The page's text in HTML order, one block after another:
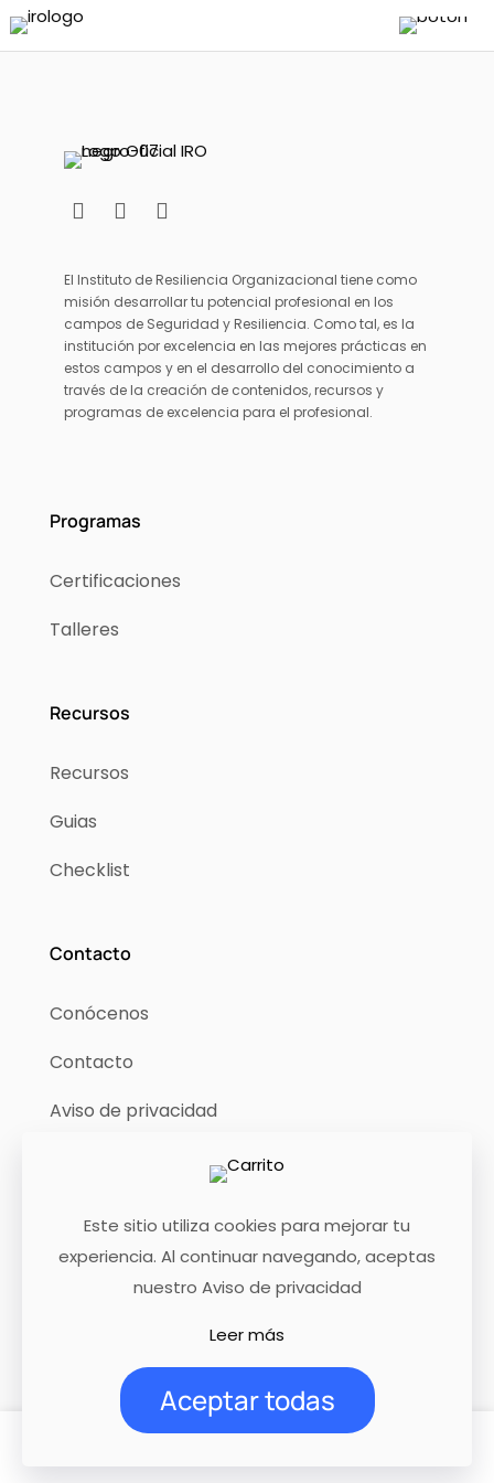
El Instituto de Resiliencia Organizacional tiene como
misión desarrollar tu potencial profesional en los
campos de Seguridad y Resiliencia. Como tal, es la
institución por excelencia en las mejores prácticas en
estos campos y en el desarrollo del conocimiento a
través de la creación de contenidos, recursos y
programas de excelencia para el profesional.
Programas
Certificaciones
Talleres
Recursos
Recursos
Guias
Checklist
Contacto
Conócenos
Contacto
Aviso de privacidad
© 2025 Instituto de Resiliencia Organizacional. Todos
los derechos reservados.
Este sitio utiliza cookies para mejorar tu
experiencia. Al continuar navegando, aceptas
nuestro Aviso de privacidad
Leer más
Aceptar todas